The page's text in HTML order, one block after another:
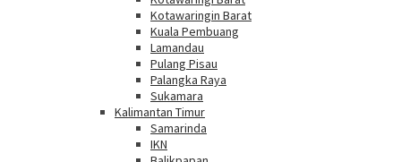
Kotawaringin Barat
Kuala Pembuang
Lamandau
Pulang Pisau
Palangka Raya
Sukamara
Kalimantan Timur
Samarinda
IKN